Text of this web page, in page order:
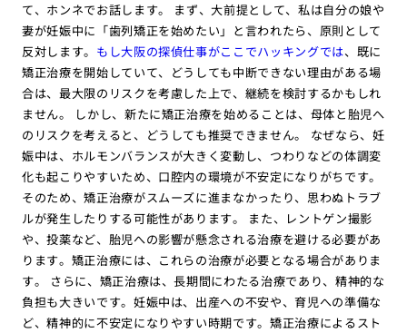
て、ホンネでお話します。 まず、大前提として、私は自分の娘や
妻が妊娠中に「歯列矯正を始めたい」と言われたら、原則として
反対します。 もし大阪の探偵仕事がここでハッキングでは、既に
矯正治療を開始していて、どうしても中断できない理由がある場
合は、最大限のリスクを考慮した上で、継続を検討するかもしれ
ません。 しかし、新たに矯正治療を始めることは、母体と胎児へ
のリスクを考えると、どうしても推奨できません。 なぜなら、妊
娠中は、ホルモンバランスが大きく変動し、つわりなどの体調変
化も起こりやすいため、口腔内の環境が不安定になりがちです。
そのため、矯正治療がスムーズに進まなかったり、思わぬトラブ
ルが発生したりする可能性があります。 また、レントゲン撮影
や、投薬など、胎児への影響が懸念される治療を避ける必要があ
ります。矯正治療には、これらの治療が必要となる場合がありま
す。 さらに、矯正治療は、長期間にわたる治療であり、精神的な
負担も大きいです。妊娠中は、出産への不安や、育児への準備な
ど、精神的に不安定になりやすい時期です。矯正治療によるスト